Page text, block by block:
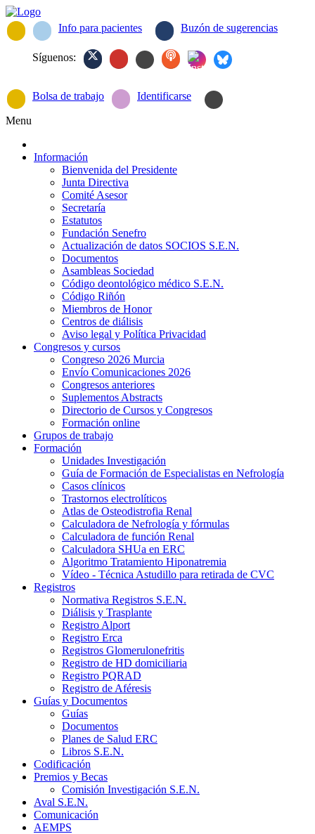
Info para pacientes Buzón de sugerencias
Síguenos:
Bolsa de trabajo Identificarse
Menu
Información
Bienvenida del Presidente
Junta Directiva
Comité Asesor
Secretaría
Estatutos
Fundación Senefro
Actualización de datos SOCIOS S.E.N.
Documentos
Asambleas Sociedad
Código deontológico médico S.E.N.
Código Riñón
Miembros de Honor
Centros de diálisis
Aviso legal y Política Privacidad
Congresos y cursos
Congreso 2026 Murcia
Envío Comunicaciones 2026
Congresos anteriores
Suplementos Abstracts
Directorio de Cursos y Congresos
Formación online
Grupos de trabajo
Formación
Unidades Investigación
Guía de Formación de Especialistas en Nefrología
Casos clínicos
Trastornos electrolíticos
Atlas de Osteodistrofia Renal
Calculadora de Nefrología y fórmulas
Calculadora de función Renal
Calculadora SHUa en ERC
Algoritmo Tratamiento Hiponatremia
Vídeo - Técnica Astudillo para retirada de CVC
Registros
Normativa Registros S.E.N.
Diálisis y Trasplante
Registro Alport
Registro Erca
Registros Glomerulonefritis
Registro de HD domiciliaria
Registro PQRAD
Registro de Aféresis
Guías y Documentos
Guías
Documentos
Planes de Salud ERC
Libros S.E.N.
Codificación
Premios y Becas
Comisión Investigación S.E.N.
Aval S.E.N.
Comunicación
AEMPS